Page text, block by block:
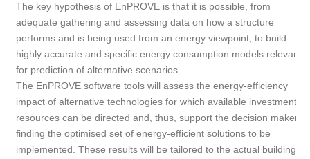
The key hypothesis of EnPROVE is that it is possible, from
adequate gathering and assessing data on how a structure
performs and is being used from an energy viewpoint, to build
highly accurate and specific energy consumption models relevant
for prediction of alternative scenarios.
The EnPROVE software tools will assess the energy-efficiency
impact of alternative technologies for which available investment
resources can be directed and, thus, support the decision maker
finding the optimised set of energy-efficient solutions to be
implemented. These results will be tailored to the actual building